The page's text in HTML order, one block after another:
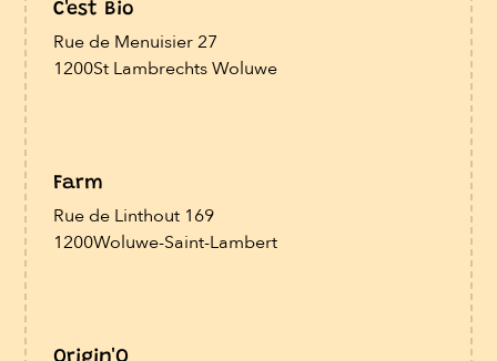
C'est Bio
Rue de Menuisier 27
1200St Lambrechts Woluwe
Farm
Rue de Linthout 169
1200Woluwe-Saint-Lambert